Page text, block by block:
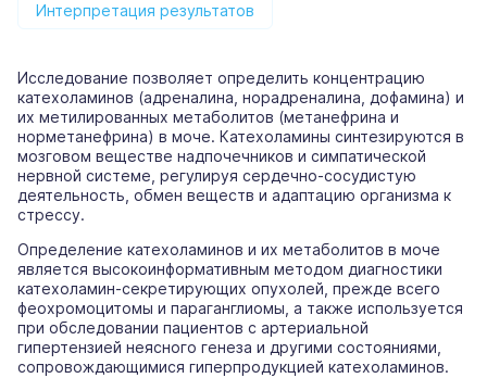
Интерпретация результатов
Исследование позволяет определить концентрацию
катехоламинов (адреналина, норадреналина, дофамина) и
их метилированных метаболитов (метанефрина и
норметанефрина) в моче. Катехоламины синтезируются в
мозговом веществе надпочечников и симпатической
нервной системе, регулируя сердечно-сосудистую
деятельность, обмен веществ и адаптацию организма к
стрессу.
Определение катехоламинов и их метаболитов в моче
является высокоинформативным методом диагностики
катехоламин-секретирующих опухолей, прежде всего
феохромоцитомы и параганглиомы, а также используется
при обследовании пациентов с артериальной
гипертензией неясного генеза и другими состояниями,
сопровождающимися гиперпродукцией катехоламинов.